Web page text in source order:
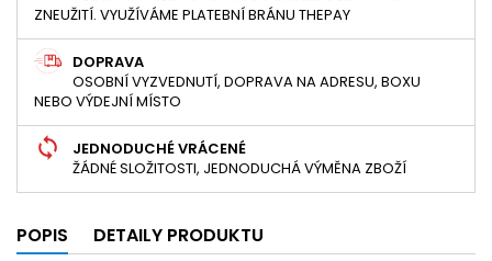
ZNEUŽITÍ. VYUŽÍVÁME PLATEBNÍ BRÁNU THEPAY
DOPRAVA
OSOBNÍ VYZVEDNUTÍ, DOPRAVA NA ADRESU, BOXU
NEBO VÝDEJNÍ MÍSTO
JEDNODUCHÉ VRÁCENÉ
ŽÁDNÉ SLOŽITOSTI, JEDNODUCHÁ VÝMĚNA ZBOŽÍ
POPIS DETAILY PRODUKTU